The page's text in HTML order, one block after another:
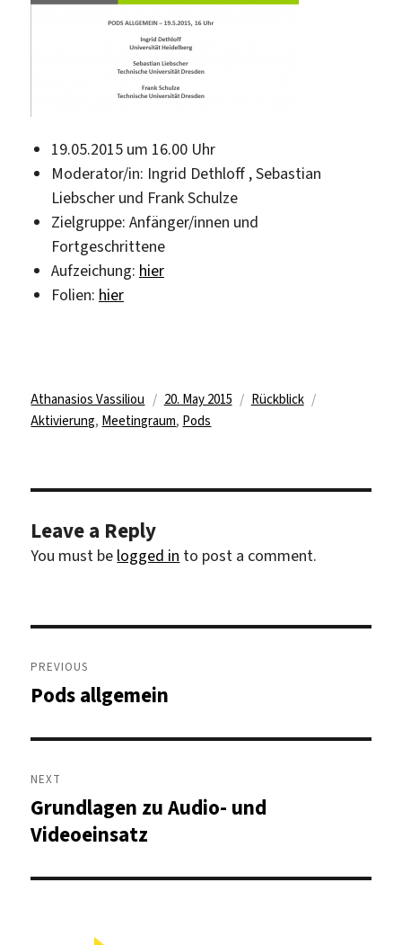
19.05.2015 um 16.00 Uhr
Moderator/in: Ingrid Dethloff , Sebastian
Liebscher und Frank Schulze
Zielgruppe: Anfänger/innen und
Fortgeschrittene
Aufzeichung: hier
Folien: hier
Author
Athanasios Vassiliou
Posted
on
20. May 2015 Categories
Rückblick
Aktivierung, Meetingraum, Pods
Leave a Reply
You must be logged in to post a comment.
Post
navigation
PREVIOUS
Previous
Pods allgemein
NEXT
Next
post:
Grundlagen zu Audio- und
Videoeinsatz